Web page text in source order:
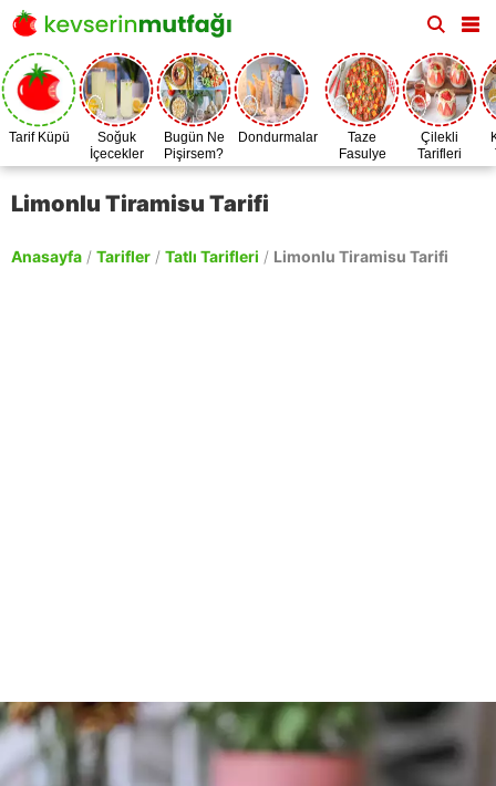
Tarif Küpü
Soğuk
İçecekler
Bugün Ne
Pişirsem?
Dondurmalar
Taze
Fasulye
Zamanı
Çilekli
Tarifleri
Limonlu Tiramisu Tarifi
Anasayfa / Tarifler / Tatlı Tarifleri / Limonlu Tiramisu Tarifi